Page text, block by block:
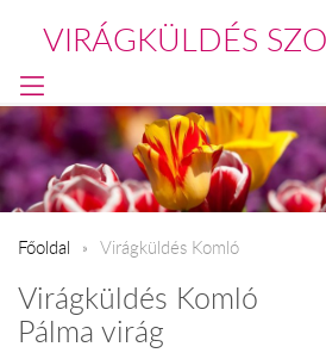
VIRÁGKÜLDÉS
Főoldal Virágküldés Komló
Virágküldés Komló
Pálma virág